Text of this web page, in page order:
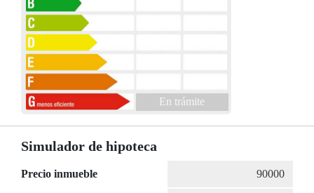
En trámite
Simulador de hipoteca
Precio inmueble